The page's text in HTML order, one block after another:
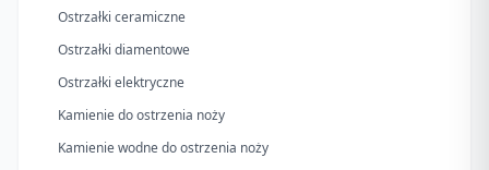
Ostrzałki ceramiczne
Ostrzałki diamentowe
Ostrzałki elektryczne
Kamienie do ostrzenia noży
Kamienie wodne do ostrzenia noży